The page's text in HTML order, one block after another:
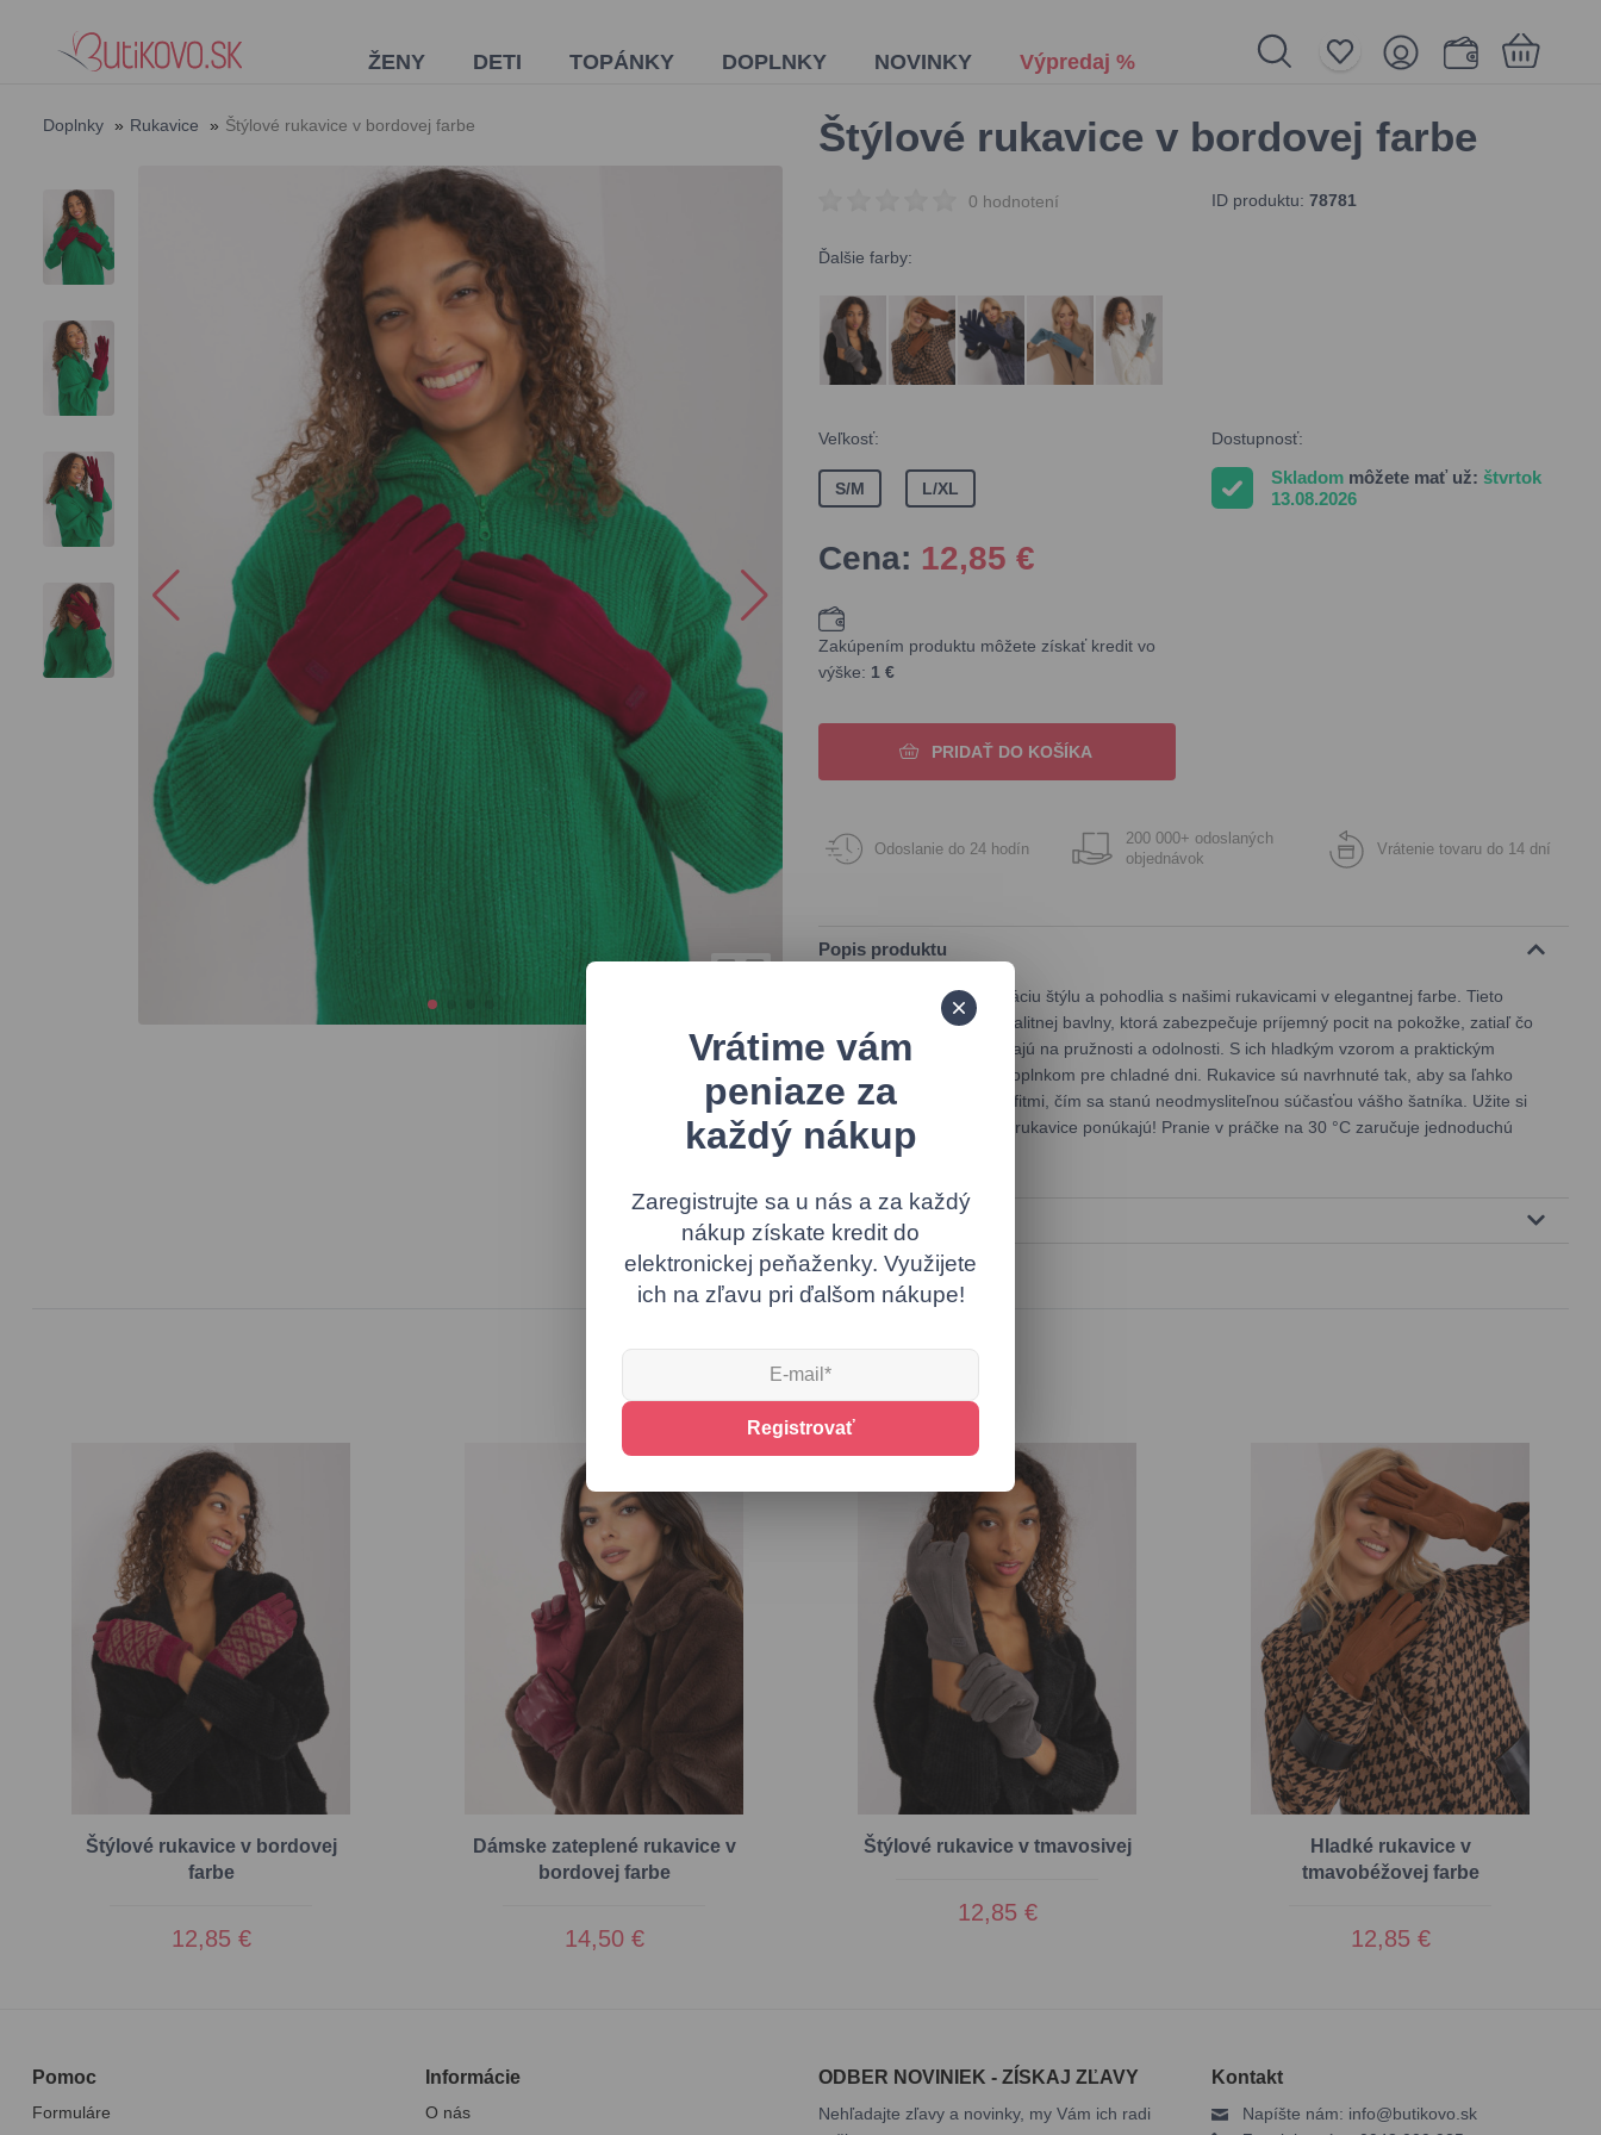
ŽENY DETI TOPÁNKY DOPLNKY NOVINKY Výpredaj %
Nákupný košík je prázdny
Doplnky » Rukavice » Štýlové rukavice v bordovej farbe Štýlové rukavice v bordovej farbe
0 hodnotení ID produktu: 78781
Dostupnosť:
Skladom môžete mať už: štvrtok
13.08.2026
Ďalšie farby:
Veľkosť:
S/M L/XL
Cena: 12,85 €
Zakúpením produktu môžete získať kredit vo
výške: 1 €
PRIDAŤ DO KOŠÍKA
Odoslanie do 24 hodín
200 000+ odoslaných
objednávok
Vrátenie tovaru do 14 dní
Popis produktu
Objavte dokonalú kombináciu štýlu a pohodlia s našimi rukavicami v elegantnej farbe. Tieto
rukavice sú vyrobené z kvalitnej bavlny, ktorá zabezpečuje príjemný pocit na pokožke, zatiaľ čo
polyester a elastan pridávajú na pružnosti a odolnosti. S ich hladkým vzorom a praktickým
zateplením sú ideálnym doplnkom pre chladné dni. Rukavice sú navrhnuté tak, aby sa ľahko
kombinovali s rôznymi outfitmi, čím sa stanú neodmysliteľnou súčasťou vášho šatníka. Užite si
pohodlie a štýl, ktorý tieto rukavice ponúkajú! Pranie v práčke na 30 °C zaručuje jednoduchú
údržbu.
Rýchla pomoc
Podobné produkty
Štýlové rukavice v bordovej
farbe
12,85 €
Dámske zateplené rukavice v
bordovej farbe
14,50 €
Štýlové rukavice v tmavosivej
12,85 €
Hladké rukavice v
tmavobéžovej farbe
12,85 €
Pomoc
Formuláre
Informácie
O nás
ODBER NOVINIEK - ZÍSKAJ ZĽAVY
Nehľadajte zľavy a novinky, my Vám ich radi
Kontakt
Napíšte nám: info@butikovo.sk
Vrátime vám
peniaze za
každý nákup
Zaregistrujte sa u nás a za každý
nákup získate kredit do
elektronickej peňaženky. Využijete
ich na zľavu pri ďalšom nákupe!
Registrovať